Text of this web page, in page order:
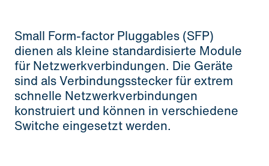
Small Form-factor Pluggables (SFP)
dienen als kleine standardisierte Module
für Netzwerkverbindungen. Die Geräte
sind als Verbindungsstecker für extrem
schnelle Netzwerkverbindungen
konstruiert und können in verschiedene
Switche eingesetzt werden.